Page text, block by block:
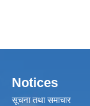
Notices
सूचना तथा समाचार